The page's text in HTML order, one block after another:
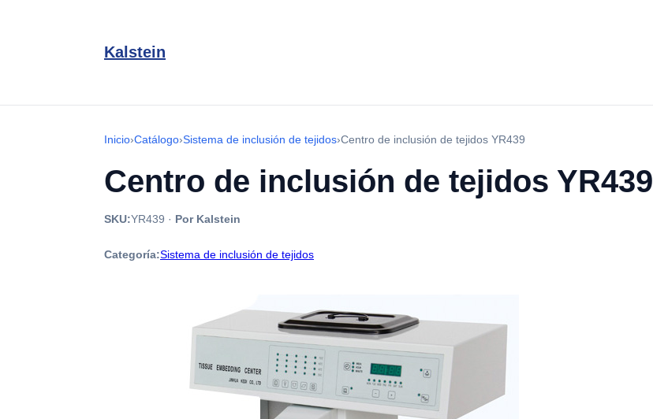
Kalstein
Inicio›Catálogo›Sistema de inclusión de tejidos›Centro de inclusión de tejidos YR439
Centro de inclusión de tejidos YR439
SKU:YR439 · Por Kalstein
Categoría:Sistema de inclusión de tejidos